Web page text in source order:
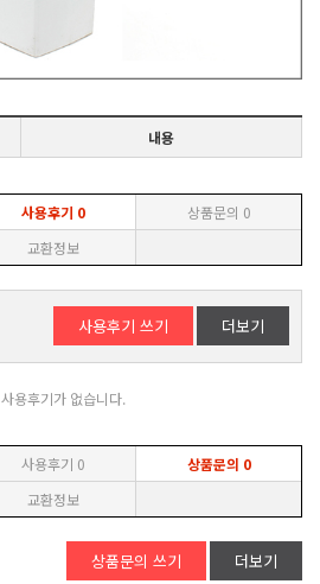
내용
사용후기 0 상품문의 0
교환정보
사용후기 쓰기 더보기
사용후기가 없습니다.
사용후기 0 상품문의 0
교환정보
상품문의 쓰기 더보기